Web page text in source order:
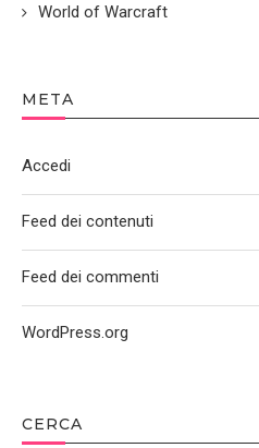
CERCA
World of Warcraft
META
Accedi
Feed dei contenuti
Feed dei commenti
WordPress.org